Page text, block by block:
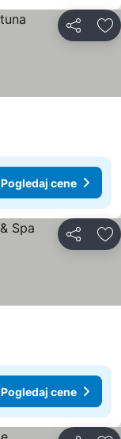
Deli
Pogledaj cene
Deli
Pogledaj cene